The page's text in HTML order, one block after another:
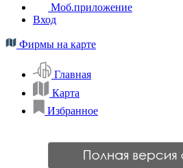
Моб.приложение
Вход
Фирмы на карте
Главная
Карта
Избранное